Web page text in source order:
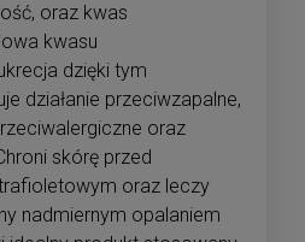
oraz kwas
kwasu
dzięki tym
działanie przeciwzapalne,
oraz
skórę przed
oraz leczy
nadmiernym opalaniem